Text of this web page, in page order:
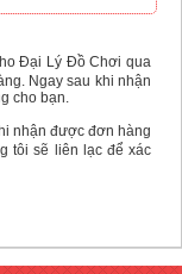
Đại Lý Đồ Chơi qua
Ngay sau khi nhận
cho bạn.
nhận được đơn hàng
tôi sẽ liên lạc để xác